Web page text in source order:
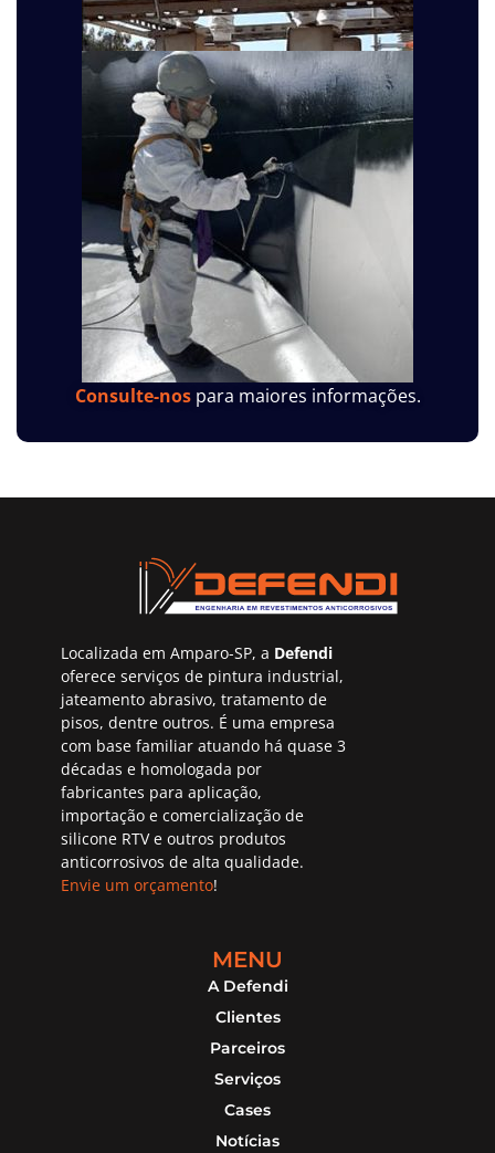
Consulte-nospara maiores informações.
Localizada em Amparo-SP, a Defendi
oferece serviços de pintura industrial,
jateamento abrasivo, tratamento de
pisos, dentre outros. É uma empresa
com base familiar atuando há quase 3
décadas e homologada por
fabricantes para aplicação,
importação e comercialização de
silicone RTV e outros produtos
anticorrosivos de alta qualidade.
Envie um orçamento!
MENU
A Defendi
Clientes
Parceiros
Serviços
Cases
Notícias